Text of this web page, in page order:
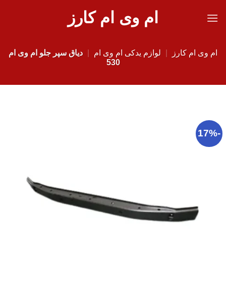
ام وی ام کارز
ام وی ام کارز لوازم یدکی ام وی ام
دیاق سپر جلو ام وی ام
530
-17%